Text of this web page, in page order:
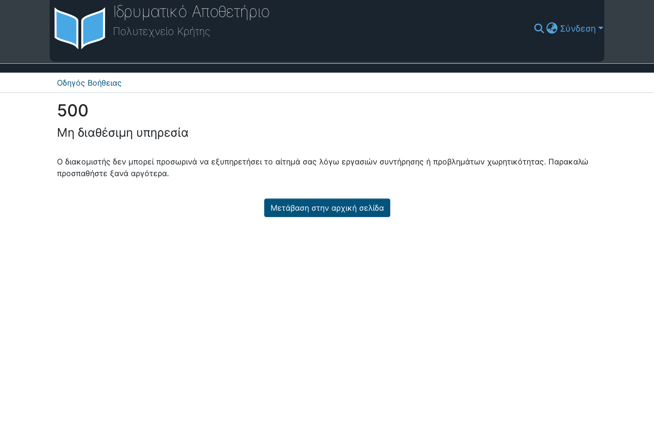
Ιδρυματικό Αποθετήριο
Πολυτεχνείο Κρήτης Σύνδεση
Οδηγός Βοήθειας
500
Μη διαθέσιμη υπηρεσία
Ο διακομιστής δεν μπορεί προσωρινά να εξυπηρετήσει το αίτημά σας λόγω εργασιών συντήρησης ή προβλημάτων χωρητικότητας. Παρακαλώ
προσπαθήστε ξανά αργότερα.
Μετάβαση στην αρχική σελίδα